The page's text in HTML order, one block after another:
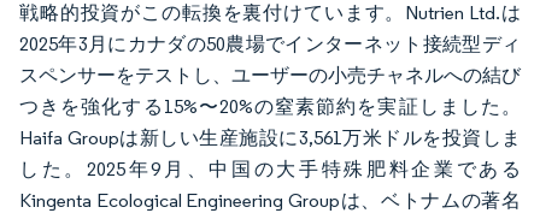
戦略的投資がこの転換を裏付けています。Nutrien Ltd.は
2025年3月にカナダの50農場でインターネット接続型ディ
スペンサーをテストし、ユーザーの小売チャネルへの結び
つきを強化する15%〜20%の窒素節約を実証しました。
Haifa Groupは新しい生産施設に3,561万米ドルを投資しま
した。2025年9月、中国の大手特殊肥料企業である
Kingenta Ecological Engineering Groupは、ベトナムの著名